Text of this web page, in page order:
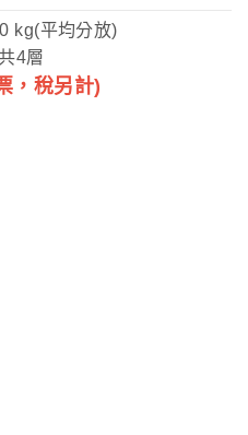
kg(平均分放)
4層
，稅另計)